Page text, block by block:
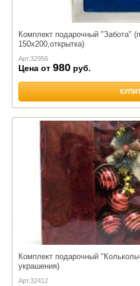
Комплект подарочный "Забота"
150х200,открытка)
Арт.32956
Цена от 980 руб.
Комплект подарочный
украшения)
Арт.32412